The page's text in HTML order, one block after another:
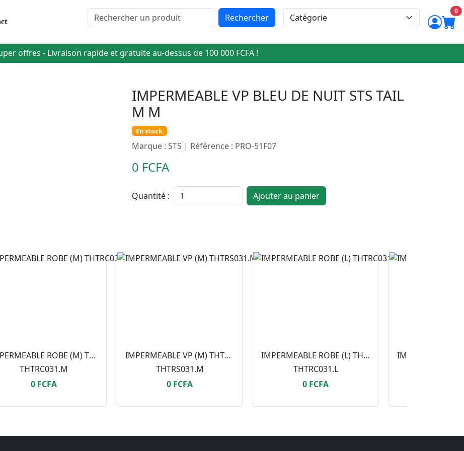
offres - Livraison rapide et gratuite au-dessus de 100 000 FCFA !
Rechercher
0
IMPERMEABLE VP BLEU DE NUIT STS TAIL
M M
En stock
Marque : STS | Référence : PRO-51F07
0 FCFA
Quantité : Ajouter au panier
IMPERMEABLE ROBE (M) THTRC031.M
THTRC031.M
0 FCFA
IMPERMEABLE VP (M) THTRS031.M
THTRS031.M
0 FCFA
IMPERMEABLE ROBE (L) THTRC031.L
THTRC031.L
0 FCFA